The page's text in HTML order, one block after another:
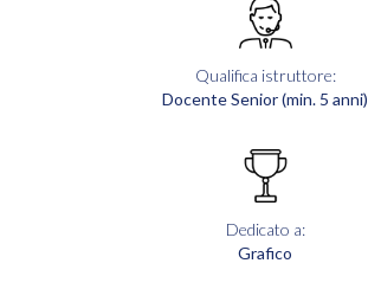
Qualifica istruttore:
Docente Senior (min. 5 anni)
Dedicato a:
Grafico